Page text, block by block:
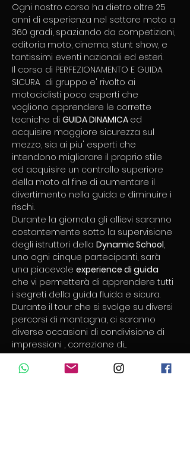
Ogni nostro corso ha dietro oltre 25
anni di esperienza nel settore moto a
360 gradi, spaziando da competizioni,
editoria moto, cinema, stunt show, e
tantissimi eventi nazionali ed esteri.
Il corso di PERFEZIONAMENTO E GUIDA
SICURA  di gruppo e' rivolto ai
motociclisti poco esperti che
vogliono apprendere le corrette
tecniche di GUIDA DINAMICA ed
acquisire maggiore sicurezza sul
mezzo, sia ai piu' esperti che
intendono migliorare il proprio stile
ed acquisire un controllo superiore
della moto al fine di aumentare il
divertimento nella guida e diminuire i
rischi. ​
Durante la giornata gli allievi saranno
costantemente sotto la supervisione
degli istruttori della Dynamic School,
uno ogni cinque partecipanti, sarà
una piacevole experience di guida
che vi permetterà di apprendere tutti
i segreti della guida fluida e sicura.
Durante il tour che si svolge su diversi
percorsi di montagna, ci saranno
diverse occasioni di condivisione di
impressioni , correzione di…
Mostra di più